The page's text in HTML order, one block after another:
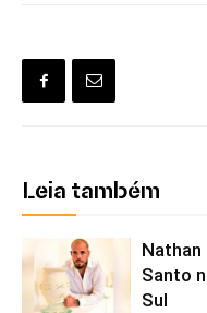
Leia também
Santo
Sul